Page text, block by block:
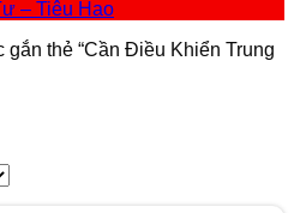
– Tiêu Hao
thẻ “Cần Điều Khiển Trung